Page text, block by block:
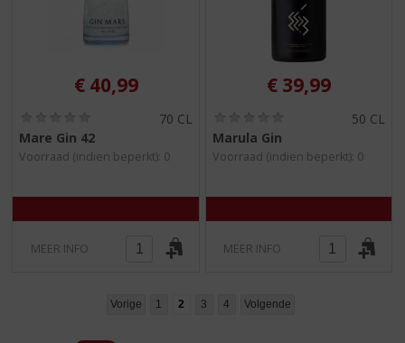
€ 40,99
0
70 CL
Mare Gin 42
Voorraad (indien beperkt): 0
MEER INFO
€ 39,99
0
50 CL
Marula Gin
Voorraad (indien beperkt): 0
MEER INFO
Vorige 1 2 3 4 Volgende